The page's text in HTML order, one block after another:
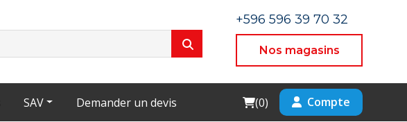
+596 596 39 70 32
Nos magasins
SAV Demander un devis Cart
(0) Compte